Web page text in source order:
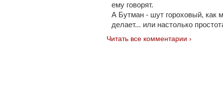
ему говорят.
А Бутман - шут гороховый, как
делает... или настолько
Читать все комментарии ›